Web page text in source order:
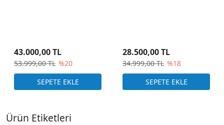
53.999,00 TL %20
43.000,00 TL
34.999,00 TL %18
28.500,00 TL
Ürün Etiketleri